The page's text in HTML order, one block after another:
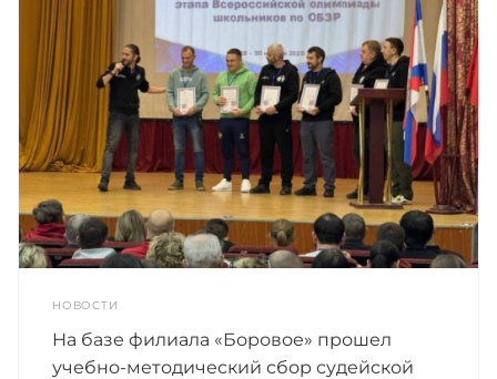
НОВОСТИ
На базе филиала «Боровое» прошел
учебно-методический сбор судейской